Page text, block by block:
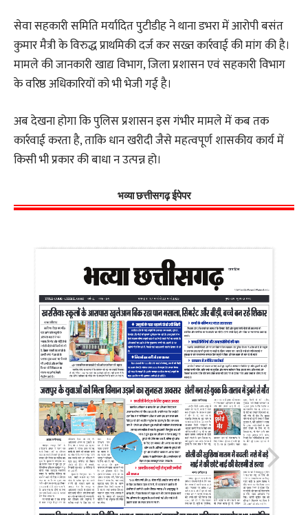
सेवा सहकारी समिति मर्यादित पुटीडीह ने थाना डभरा में आरोपी बसंत
कुमार मैत्री के विरुद्ध प्राथमिकी दर्ज कर सख्त कार्रवाई की मांग की है।
मामले की जानकारी खाद्य विभाग, जिला प्रशासन एवं सहकारी विभाग
के वरिष्ठ अधिकारियों को भी भेजी गई है।
अब देखना होगा कि पुलिस प्रशासन इस गंभीर मामले में कब तक
कार्रवाई करता है, ताकि धान खरीदी जैसे महत्वपूर्ण शासकीय कार्य में
किसी भी प्रकार की बाधा न उत्पन्न हो।
भव्या छत्तीसगढ़ ईपेपर